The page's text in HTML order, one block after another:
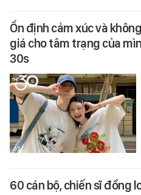
Ổn định cảm xúc và
giá cho tâm trạng của
30s
60 cán bộ, chiến sĩ đồng